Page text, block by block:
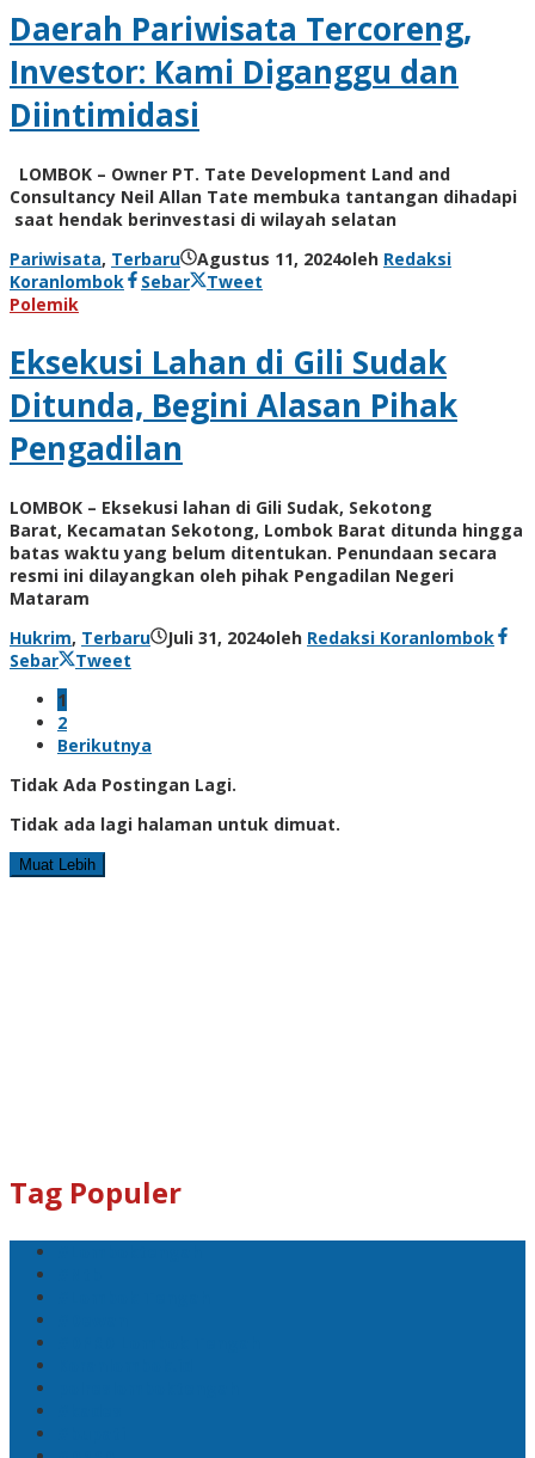
Daerah Pariwisata Tercoreng,
Investor: Kami Diganggu dan
Diintimidasi
LOMBOK – Owner PT. Tate Development Land and
Consultancy Neil Allan Tate membuka tantangan dihadapi
saat hendak berinvestasi di wilayah selatan
Pariwisata, Terbaru Agustus 11, 2024oleh Redaksi
Koranlombok
Sebar
Tweet
Polemik
Eksekusi Lahan di Gili Sudak
Ditunda, Begini Alasan Pihak
Pengadilan
LOMBOK – Eksekusi lahan di Gili Sudak, Sekotong
Barat, Kecamatan Sekotong, Lombok Barat ditunda hingga
batas waktu yang belum ditentukan. Penundaan secara
resmi ini dilayangkan oleh pihak Pengadilan Negeri
Mataram
Hukrim, Terbaru Juli 31, 2024oleh Redaksi Koranlombok
Sebar
Tweet
1
2
Berikutnya
Tidak Ada Postingan Lagi.
Tidak ada lagi halaman untuk dimuat.
Muat Lebih
Tag Populer